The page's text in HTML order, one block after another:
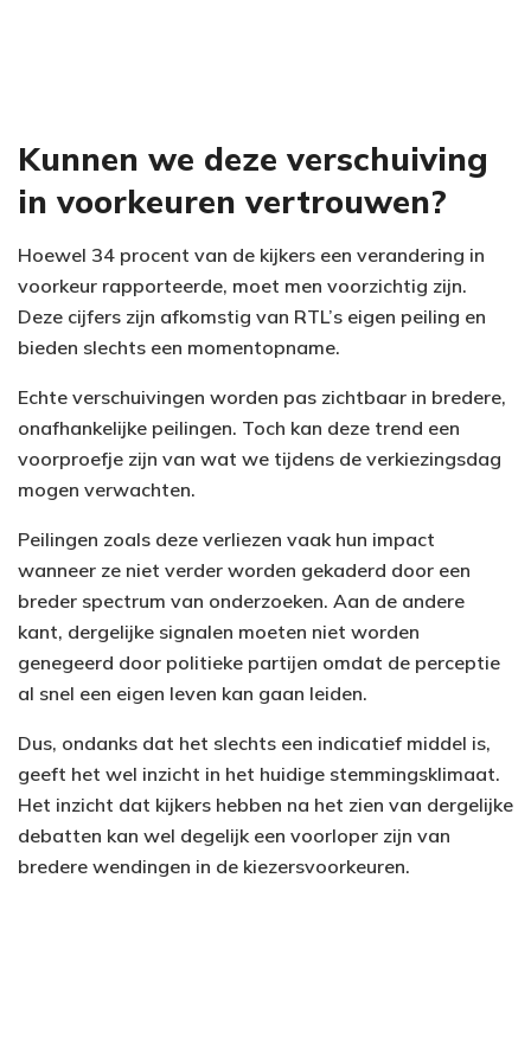
Kunnen we deze verschuiving
in voorkeuren vertrouwen?
Hoewel 34 procent van de kijkers een verandering in
voorkeur rapporteerde, moet men voorzichtig zijn.
Deze cijfers zijn afkomstig van RTL’s eigen peiling en
bieden slechts een momentopname.
Echte verschuivingen worden pas zichtbaar in bredere,
onafhankelijke peilingen. Toch kan deze trend een
voorproefje zijn van wat we tijdens de verkiezingsdag
mogen verwachten.
Peilingen zoals deze verliezen vaak hun impact
wanneer ze niet verder worden gekaderd door een
breder spectrum van onderzoeken. Aan de andere
kant, dergelijke signalen moeten niet worden
genegeerd door politieke partijen omdat de perceptie
al snel een eigen leven kan gaan leiden.
Dus, ondanks dat het slechts een indicatief middel is,
geeft het wel inzicht in het huidige stemmingsklimaat.
Het inzicht dat kijkers hebben na het zien van dergelijke
debatten kan wel degelijk een voorloper zijn van
bredere wendingen in de kiezersvoorkeuren.